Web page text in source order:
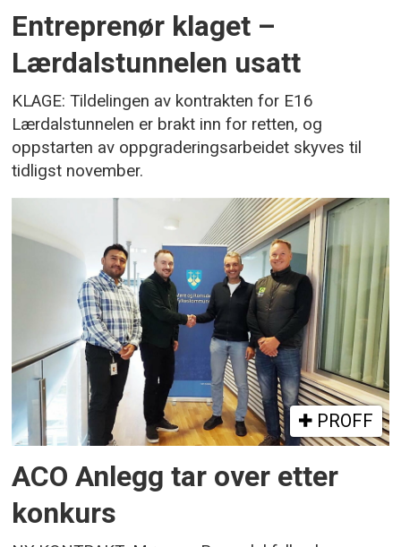
Entreprenør klaget –
Lærdalstunnelen usatt
KLAGE: Tildelingen av kontrakten for E16
Lærdalstunnelen er brakt inn for retten, og
oppstarten av oppgraderingsarbeidet skyves til
tidligst november.
PROFF
ACO Anlegg tar over etter
konkurs